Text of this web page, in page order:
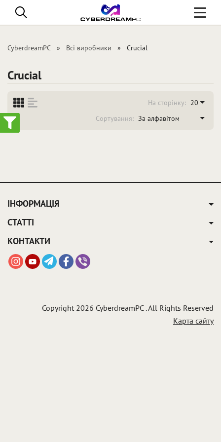
Toggle
CyberdreamPC Всі виробники Crucial
Crucial
На сторінку: 20
Сортування: За алфавітом
ІНФОРМАЦІЯ
СТАТТІ
КОНТАКТИ
Copyright 2026 CyberdreamPC . All Rights Reserved
Карта сайту